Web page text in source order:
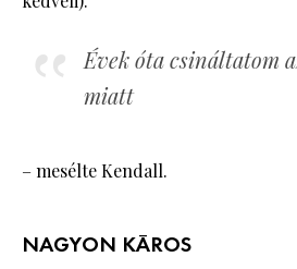
Évek óta csináltatom
miatt
– mesélte Kendall.
NAGYON KÁROS